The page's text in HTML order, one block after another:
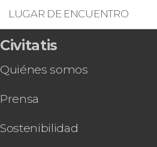
LUGAR DE ENCUENTRO
Civitatis
Quiénes somos
Prensa
Sostenibilidad